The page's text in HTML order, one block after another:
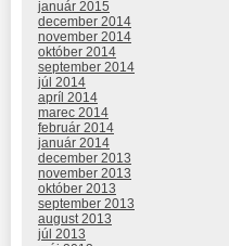
január 2015
december 2014
november 2014
október 2014
september 2014
júl 2014
apríl 2014
marec 2014
február 2014
január 2014
december 2013
november 2013
október 2013
september 2013
august 2013
júl 2013